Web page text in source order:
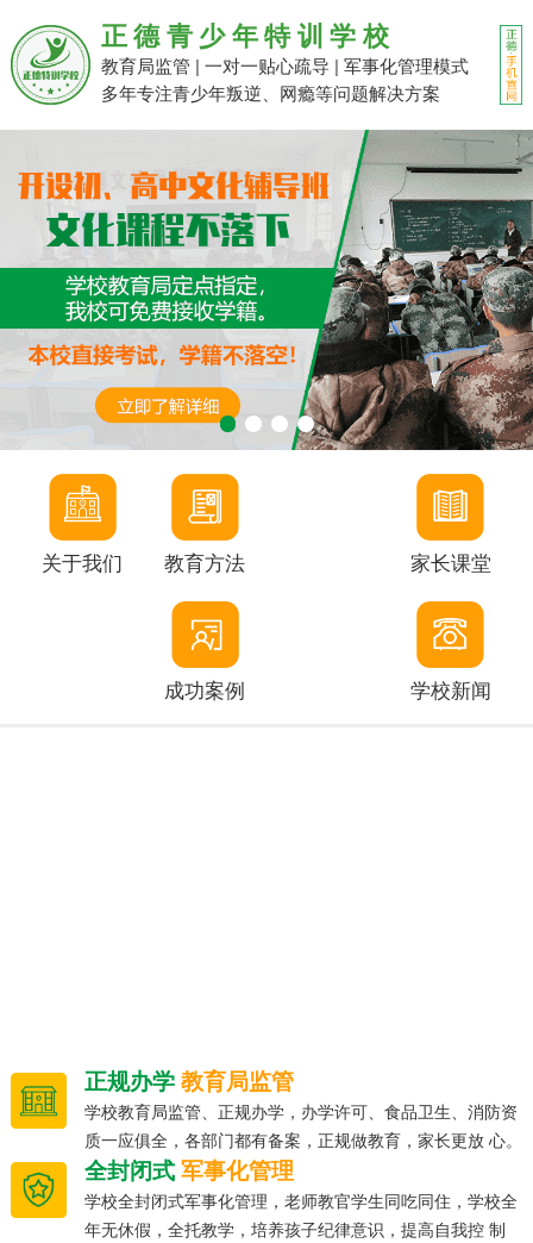
正德青少年特训学校
教育局监管 | 一对一贴心疏导 | 军事化管理模式
多年专注青少年叛逆、网瘾等问题解决方案
关于我们 教育方法 家长课堂
成功案例 学校新闻
正规办学教育局监管
学校教育局监管、正规办学，办学许可、食品卫生、消防资
质一应俱全，各部门都有备案，正规做教育，家长更放 心。
全封闭式军事化管理
学校全封闭式军事化管理，老师教官学生同吃同住，学校全
年无休假，全托教学，培养孩子纪律意识，提高自我控 制